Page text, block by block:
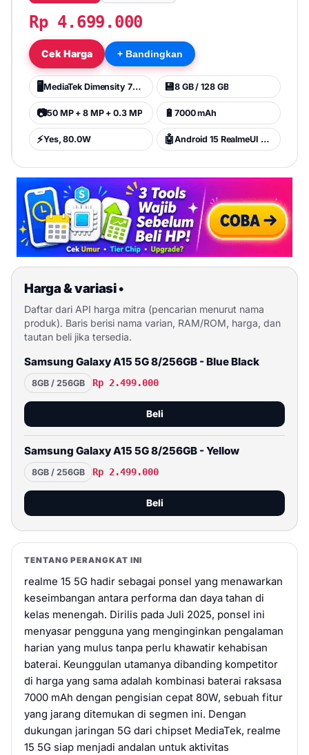
Rp 4.699.000
Cek Harga + Bandingkan
🖥️ MediaTek Dimensity 7300 💾8 GB / 128 GB
📷50 MP + 8 MP + 0.3 MP 🔋 7000 mAh
⚡Yes, 80.0W 🤖 Android 15 RealmeUI 6.0 (Android 15)
Harga & variasi•
Daftar dari API harga mitra (pencarian menurut nama
produk). Baris berisi nama varian, RAM/ROM, harga, dan
tautan beli jika tersedia.
Samsung Galaxy A15 5G 8/256GB - Blue Black
8GB / 256GB Rp 2.499.000
Beli
Samsung Galaxy A15 5G 8/256GB - Yellow
8GB / 256GB Rp 2.499.000
Beli
Samsung Galaxy A15 5G 8/256GB - Blue
8GB / 256GB Rp 2.499.000
Beli
REDMI Note 15 5G Mist Purple 6 GB + 128 GB
6 GB / 128 GB Rp 3.499.000
Beli
REDMI Note 15 5G Glacier Blue 8 GB + 256 GB
8 GB / 256 GB Rp 4.199.000
TENTANG PERANGKAT INI
realme 15 5G hadir sebagai ponsel yang menawarkan
keseimbangan antara performa dan daya tahan di
kelas menengah. Dirilis pada Juli 2025, ponsel ini
menyasar pengguna yang menginginkan pengalaman
harian yang mulus tanpa perlu khawatir kehabisan
baterai. Keunggulan utamanya dibanding kompetitor
di harga yang sama adalah kombinasi baterai raksasa
7000 mAh dengan pengisian cepat 80W, sebuah fitur
yang jarang ditemukan di segmen ini. Dengan
dukungan jaringan 5G dari chipset MediaTek, realme
15 5G siap menjadi andalan untuk aktivitas